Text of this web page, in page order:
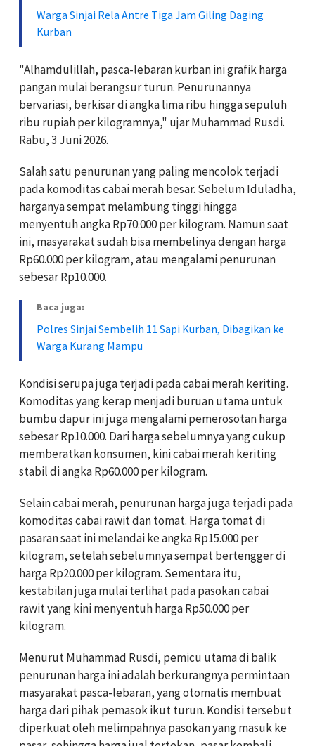
Warga Sinjai Rela Antre Tiga Jam Giling Daging
Kurban
"Alhamdulillah, pasca-lebaran kurban ini grafik harga
pangan mulai berangsur turun. Penurunannya
bervariasi, berkisar di angka lima ribu hingga sepuluh
ribu rupiah per kilogramnya," ujar Muhammad Rusdi.
Rabu, 3 Juni 2026.
Salah satu penurunan yang paling mencolok terjadi
pada komoditas cabai merah besar. Sebelum Iduladha,
harganya sempat melambung tinggi hingga
menyentuh angka Rp70.000 per kilogram. Namun saat
ini, masyarakat sudah bisa membelinya dengan harga
Rp60.000 per kilogram, atau mengalami penurunan
sebesar Rp10.000.
Baca juga:
Polres Sinjai Sembelih 11 Sapi Kurban, Dibagikan ke
Warga Kurang Mampu
Kondisi serupa juga terjadi pada cabai merah keriting.
Komoditas yang kerap menjadi buruan utama untuk
bumbu dapur ini juga mengalami pemerosotan harga
sebesar Rp10.000. Dari harga sebelumnya yang cukup
memberatkan konsumen, kini cabai merah keriting
stabil di angka Rp60.000 per kilogram.
Selain cabai merah, penurunan harga juga terjadi pada
komoditas cabai rawit dan tomat. Harga tomat di
pasaran saat ini melandai ke angka Rp15.000 per
kilogram, setelah sebelumnya sempat bertengger di
harga Rp20.000 per kilogram. Sementara itu,
kestabilan juga mulai terlihat pada pasokan cabai
rawit yang kini menyentuh harga Rp50.000 per
kilogram.
Menurut Muhammad Rusdi, pemicu utama di balik
penurunan harga ini adalah berkurangnya permintaan
masyarakat pasca-lebaran, yang otomatis membuat
harga dari pihak pemasok ikut turun. Kondisi tersebut
diperkuat oleh melimpahnya pasokan yang masuk ke